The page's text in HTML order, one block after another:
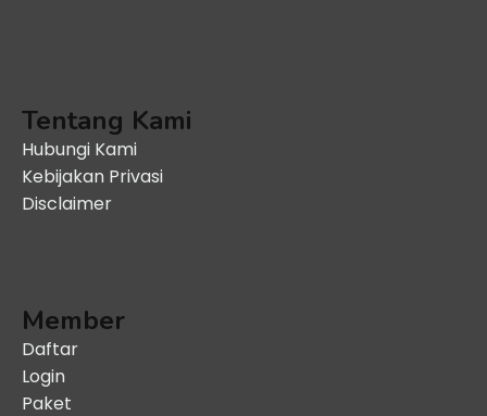
Tentang Kami
Hubungi Kami
Kebijakan Privasi
Disclaimer
Member
Daftar
Login
Paket